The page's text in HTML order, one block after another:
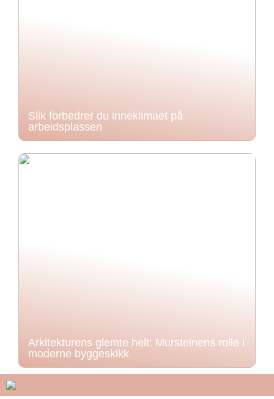
Slik forbedrer du inneklimaet på
arbeidsplassen
Arkitekturens glemte helt: Mursteinens rolle i
moderne byggeskikk